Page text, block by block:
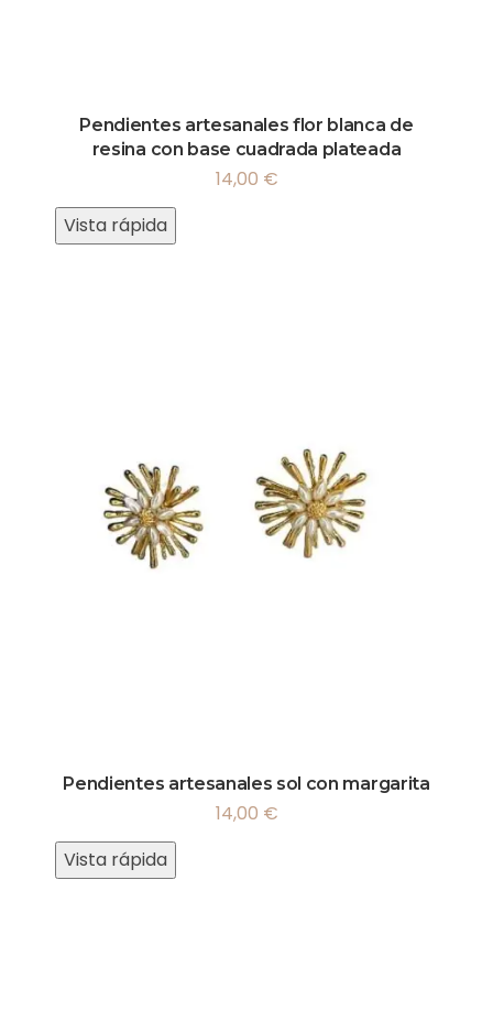
Pendientes artesanales flor blanca de
resina con base cuadrada plateada
14,00 €
Vista rápida
Pendientes artesanales sol con margarita
14,00 €
Vista rápida